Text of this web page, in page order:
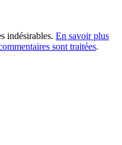
indésirables. En savoir plus
sont traitées.